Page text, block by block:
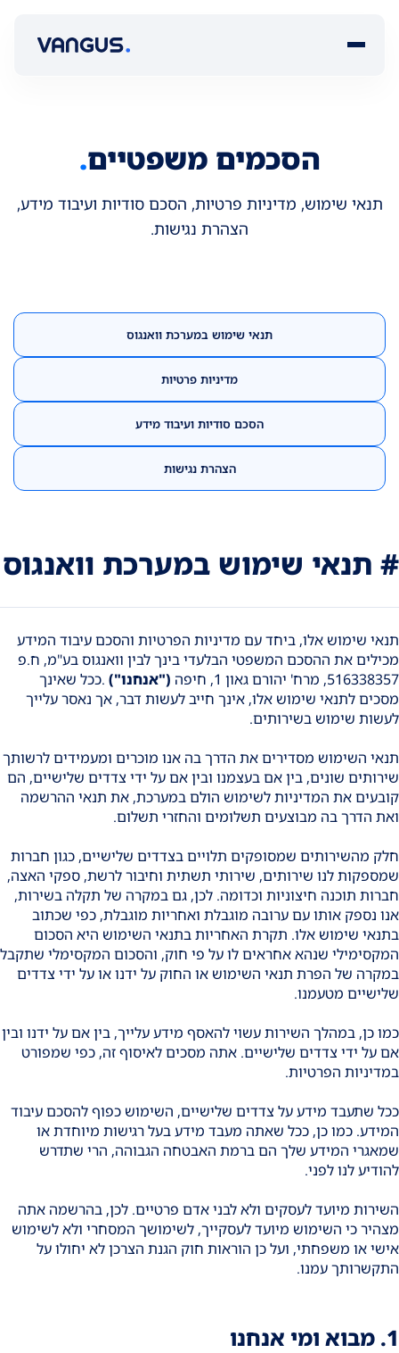
הסכמים משפטיים.
תנאי שימוש, מדיניות פרטיות, הסכם סודיות ועיבוד מידע,
הצהרת נגישות.
תנאי שימוש במערכת וואנגוס
מדיניות פרטיות
הסכם סודיות ועיבוד מידע
הצהרת נגישות
# תנאי שימוש במערכת וואנגוס
תנאי שימוש אלו, ביחד עם מדיניות הפרטיות והסכם עיבוד המידע
מכילים את ההסכם המשפטי הבלעדי בינך לבין וואנגוס בע"מ, ח.פ
516338357, מרח' יהורם גאון 1, חיפה
("אנחנו") .ככל שאינך
מסכים לתנאי שימוש אלו, אינך חייב לעשות דבר, אך נאסר עלייך
לעשות שימוש בשירותים.
תנאי השימוש מסדירים את הדרך בה אנו מוכרים ומעמידים לרשותך
שירותים שונים, בין אם בעצמנו ובין אם על ידי צדדים שלישיים, הם
קובעים את המדיניות לשימוש הולם במערכת, את תנאי ההרשמה
ואת הדרך בה מבוצעים תשלומים והחזרי תשלום.
חלק מהשירותים שמסופקים תלויים בצדדים שלישיים, כגון חברות
שמספקות לנו שירותים, שירותי תשתית וחיבור לרשת, ספקי האצה,
חברות תוכנה חיצוניות וכדומה. לכן, גם במקרה של תקלה בשירות,
אנו נספק אותו עם ערובה מוגבלת ואחריות מוגבלת, כפי שכתוב
בתנאי שימוש אלו. תקרת האחריות בתנאי השימוש היא הסכום
המקסימילי שנהא אחראים לו על פי חוק, והסכום המקסימלי שתקבל
במקרה של הפרת תנאי השימוש או החוק על ידנו או על ידי צדדים
שלישיים מטעמנו.
כמו כן, במהלך השירות עשוי להאסף מידע עלייך, בין אם על ידנו ובין
אם על ידי צדדים שלישיים. אתה מסכים לאיסוף זה, כפי שמפורט
במדיניות הפרטיות.
ככל שתעבד מידע על צדדים שלישיים, השימוש כפוף להסכם עיבוד
המידע. כמו כן, ככל שאתה מעבד מידע בעל רגישות מיוחדת או
שמאגרי המידע שלך הם ברמת האבטחה הגבוהה, הרי שתדרש
להודיע לנו לפני.
השירות מיועד לעסקים ולא לבני אדם פרטיים. לכן, בהרשמה אתה
מצהיר כי השימוש מיועד לעסקייך, לשימושך המסחרי ולא לשימוש
אישי או משפחתי, ועל כן הוראות חוק הגנת הצרכן לא יחולו על
התקשרותך עמנו.
1. מבוא ומי אנחנו